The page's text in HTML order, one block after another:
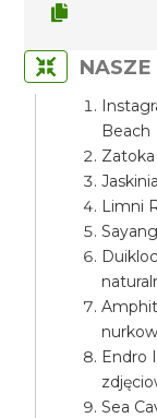
NASZE
Beach
Limni
Endro
Sea